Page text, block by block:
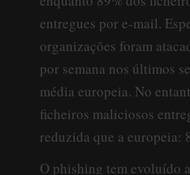
entregues por e-mail.
organizações foram
por semana nos últimos
média europeia. No
ficheiros maliciosos
reduzida que a europeia:
O phishing tem evoluído